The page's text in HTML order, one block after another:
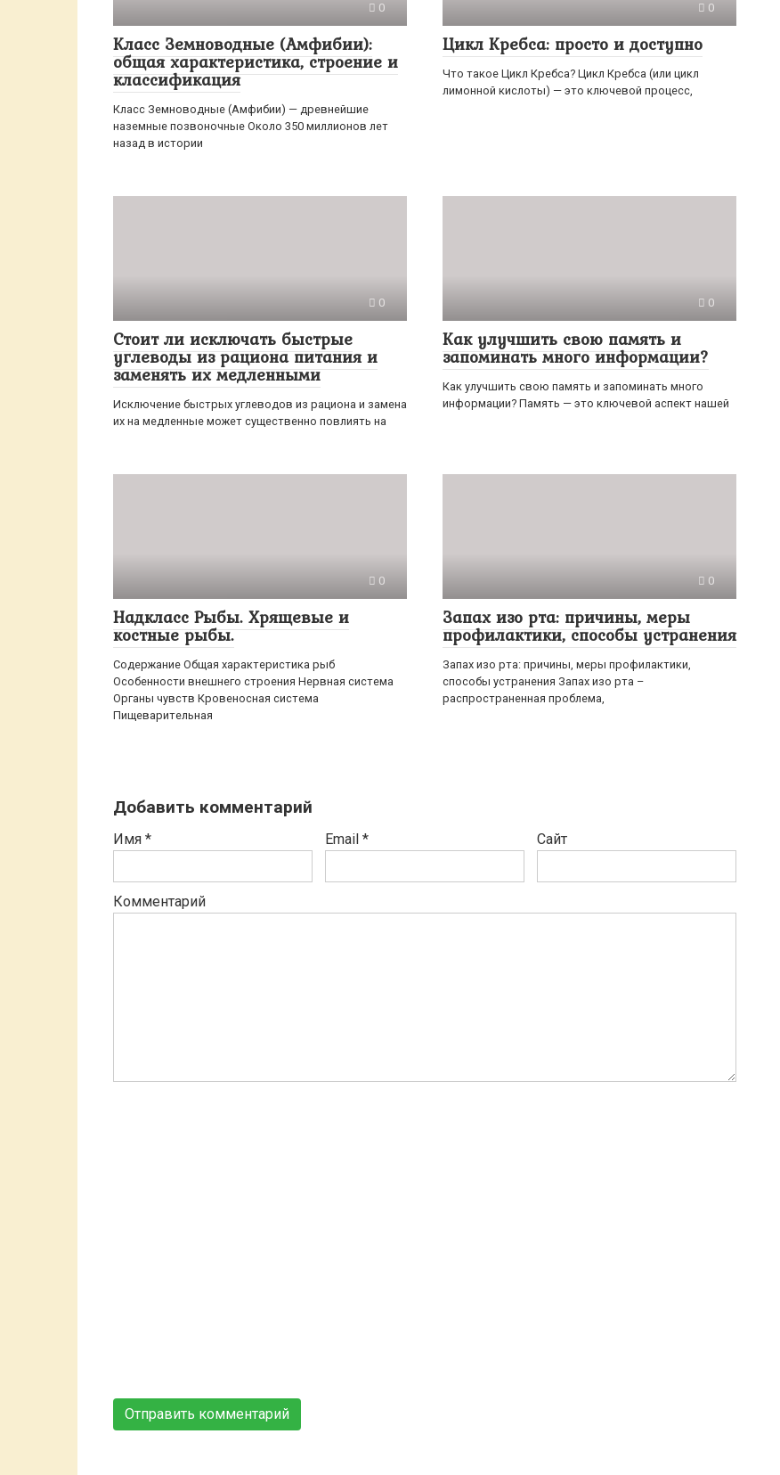
0
Класс Земноводные (Амфибии):
общая характеристика, строение и
классификация
Класс Земноводные (Амфибии) — древнейшие
наземные позвоночные Около 350 миллионов лет
назад в истории
0
Цикл Кребса: просто и доступно
Что такое Цикл Кребса? Цикл Кребса (или цикл
лимонной кислоты) — это ключевой процесс,
0
Стоит ли исключать быстрые
углеводы из рациона питания и
заменять их медленными
Исключение быстрых углеводов из рациона и замена
их на медленные может существенно повлиять на
0
Как улучшить свою память и
запоминать много информации?
Как улучшить свою память и запоминать много
информации? Память — это ключевой аспект нашей
0
Надкласс Рыбы. Хрящевые и
костные рыбы.
Содержание Общая характеристика рыб
Особенности внешнего строения Нервная система
Органы чувств Кровеносная система
Пищеварительная
0
Запах изо рта: причины, меры
профилактики, способы устранения
Запах изо рта: причины, меры профилактики,
способы устранения Запах изо рта –
распространенная проблема,
Добавить комментарий
Имя * Email * Сайт
Комментарий